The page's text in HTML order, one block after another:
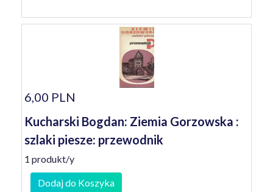
6,00 PLN
Kucharski Bogdan: Ziemia Gorzowska :
szlaki piesze: przewodnik
1 produkt/y
Dodaj do Koszyka